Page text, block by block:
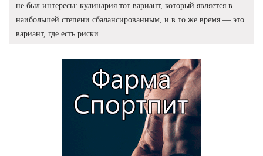
не был интересы: кулинария тот вариант, который является в
наибольшей степени сбалансированным, и в то же время — это
вариант, где есть риски.